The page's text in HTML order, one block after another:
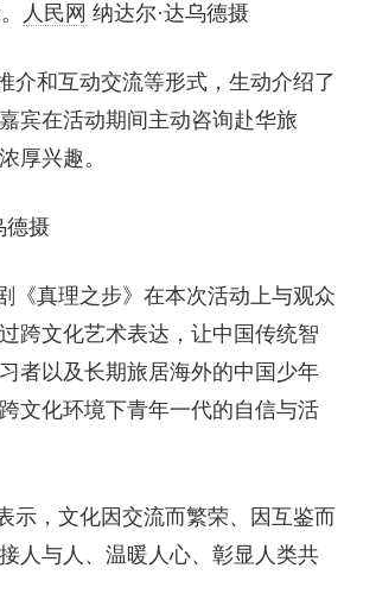
人民网 纳达尔·达乌德摄
介和互动交流等形式，生动介绍了
宾在活动期间主动咨询赴华旅
厚兴趣。
德摄
《真理之步》在本次活动上与观众
跨文化艺术表达，让中国传统智
者以及长期旅居海外的中国少年
文化环境下青年一代的自信与活
示，文化因交流而繁荣、因互鉴而
人与人、温暖人心、彰显人类共